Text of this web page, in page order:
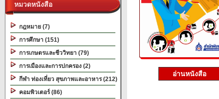
หมวดหนังสือ
กฎหมาย (7)
การศึกษา (151)
การเกษตรและชีววิทยา (79)
การเมืองและการปกครอง (2)
กีฬา ท่องเที่ยว สุขภาพและอาหาร (212)
คอมพิวเตอร์ (86)
อ่านหนังสือ